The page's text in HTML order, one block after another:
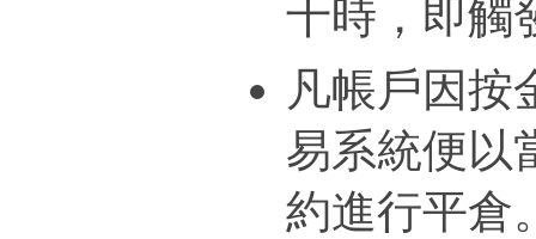
十時，即觸
凡帳戶因按
易系統便以
約進行平倉